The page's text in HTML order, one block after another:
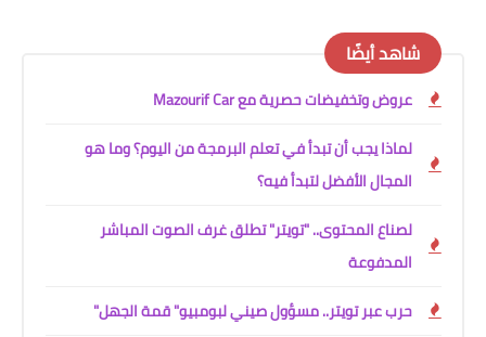
شاهد أيضًا
عروض وتخفيضات حصرية مع Mazourif Car
لماذا يجب أن تبدأ في تعلم البرمجة من اليوم؟ وما هو
المجال الأفضل لتبدأ فيه؟
لصناع المحتوى.. "تويتر" تطلق غرف الصوت المباشر
المدفوعة
حرب عبر تويتر.. مسؤول صيني لبومبيو" قمة الجهل"